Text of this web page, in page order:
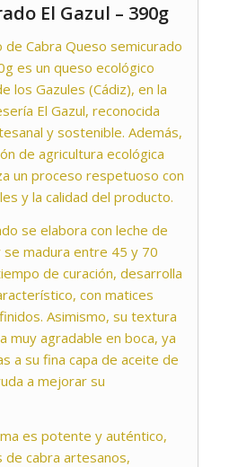
El Gazul – 390g
de Cabra Queso semicurado
es un queso ecológico
los Gazules (Cádiz), en la
El Gazul, reconocida
y sostenible. Además,
de agricultura ecológica
un proceso respetuoso con
y la calidad del producto.
se elabora con leche de
madura entre 45 y 70
de curación, desarrolla
con matices
Asimismo, su textura
muy agradable en boca, ya
a su fina capa de aceite de
a mejorar su
es potente y auténtico,
cabra artesanos,